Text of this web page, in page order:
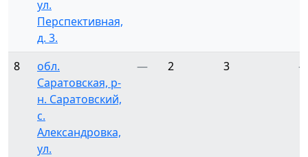
ул.
Перспективная,
д. 3.
8
обл.
Саратовская, р-
н. Саратовский,
с.
Александровка,
ул.
— 2 3